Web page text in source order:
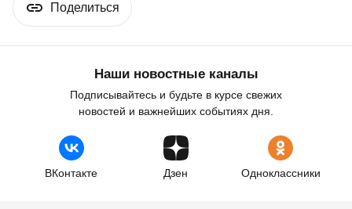
Поделиться
Наши новостные каналы
Подписывайтесь и будьте в курсе свежих
новостей и важнейших событиях дня.
ВКонтакте Дзен Одноклассники